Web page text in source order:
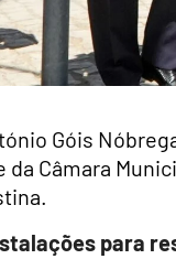
Góis
Câmara
para